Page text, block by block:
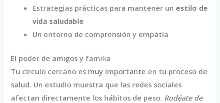
Estrategias prácticas para mantener un estilo de
vida saludable
Un entorno de comprensión y empatía
El poder de amigos y familia
Tu círculo cercano es muy importante en tu proceso de
salud. Un estudio muestra que las redes sociales
afectan directamente los hábitos de peso. Rodéate de